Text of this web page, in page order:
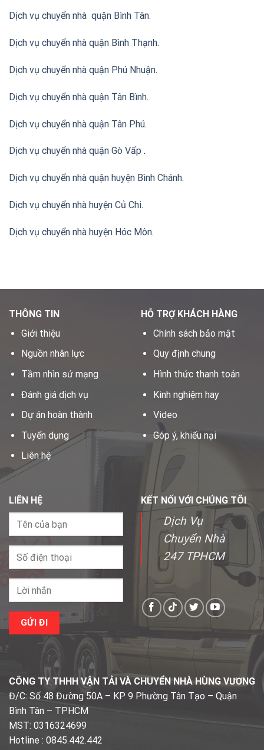
Dịch vụ chuyển nhà quận Bình Tân.
Dịch vụ chuyển nhà quận Bình Thạnh.
Dịch vụ chuyển nhà quận Phú Nhuận.
Dịch vụ chuyển nhà quận Tân Bình.
Dịch vụ chuyển nhà quận Tân Phú.
Dịch vụ chuyển nhà quận Gò Vấp .
Dịch vụ chuyển nhà quận huyện Bình Chánh.
Dịch vụ chuyển nhà huyện Củ Chi.
Dịch vụ chuyển nhà huyện Hóc Môn.
THÔNG TIN
Giới thiệu
Nguồn nhân lực
Tầm nhìn sứ mạng
Đánh giá dịch vụ
Dự án hoàn thành
Tuyển dụng
Liên hệ
HỖ TRỢ KHÁCH HÀNG
Chính sách bảo mật
Quy định chung
Hình thức thanh toán
Kinh nghiệm hay
Video
Góp ý, khiếu nại
LIÊN HỆ KẾT NỐI VỚI CHÚNG TÔI
Dịch Vụ
Chuyển Nhà
247 TPHCM
CÔNG TY THHH VẬN TẢI VÀ CHUYỂN NHÀ HÙNG VƯƠNG
Đ/C: Số 48 Đường 50A – KP 9 Phường Tân Tạo – Quận
Bình Tân – TPHCM
MST: 0316324699
Hotline : 0845.442.442